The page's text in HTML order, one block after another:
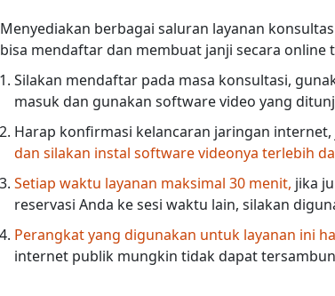
Menyediakan berbagai saluran layanan
bisa mendaftar dan membuat janji secara online
Silakan mendaftar pada masa konsultasi,
masuk dan gunakan software video yang
Harap konfirmasi kelancaran jaringan
dan silakan instal software videonya terlebih
Setiap waktu layanan maksimal 30 menit, jika
reservasi Anda ke sesi waktu lain, silakan
Perangkat yang digunakan untuk layanan ini
internet publik mungkin tidak dapat